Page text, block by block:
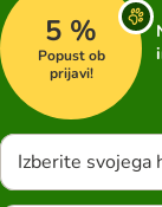
5 %
Popust ob
prijavi!
Izberite svojega